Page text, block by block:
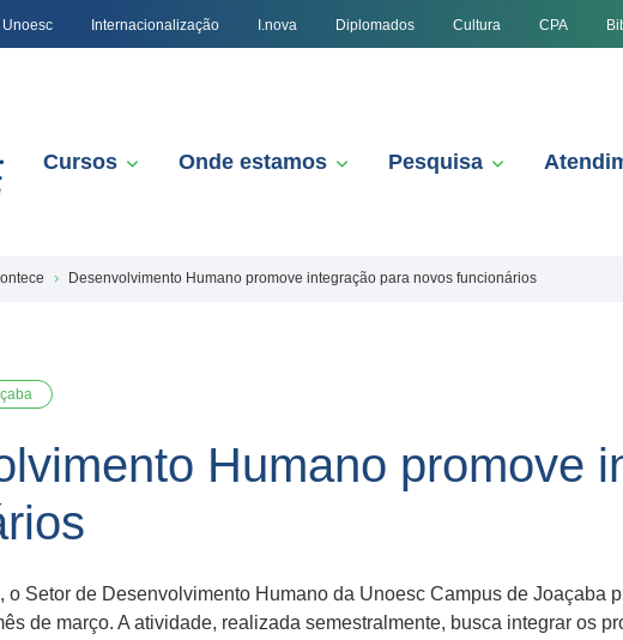
Unoesc Internacionalização I.nova Diplomados Cultura CPA
Cursos Onde estamos Pesquisa
Desenvolvimento Humano promove integração para novos funcionários
Humano promove
o Setor de Desenvolvimento Humano da Unoesc Campus de Joaçaba
de março. A atividade, realizada semestralmente, busca integrar os